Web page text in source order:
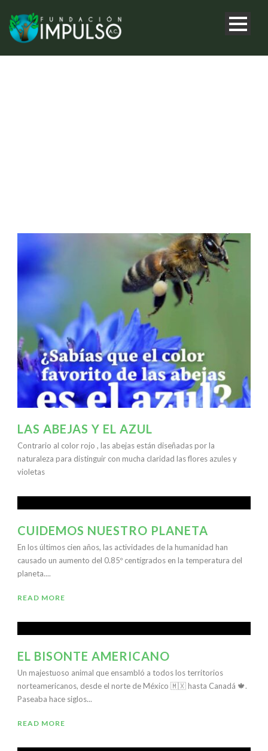
LAS ABEJAS Y EL AZUL
Contrario al color rojo , las abejas están diseñadas por la
naturaleza para distinguir con mucha claridad las flores azules y
violetas
CUIDEMOS NUESTRO PLANETA
En los últimos cien años, las actividades de la humanidad han
causado un aumento del 0.85º centígrados en la temperatura del
planeta....
READ MORE
EL BISONTE AMERICANO
Un majestuoso animal que ensambló a todos los territorios
norteamericanos, desde el norte de México 🇲🇽 hasta Canadá 🍁.
Paseaba hace siglos...
READ MORE